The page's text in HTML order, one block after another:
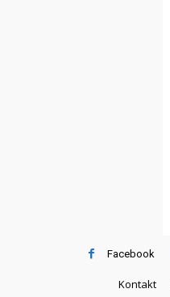
Facebook
Kontakt